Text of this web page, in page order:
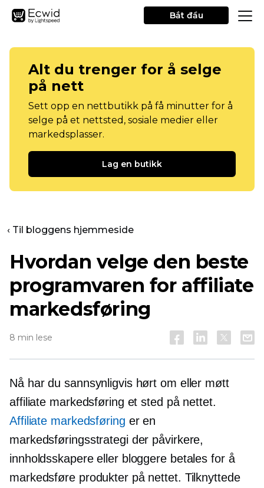
Bắt đầu
Alt du trenger for å selge
på nett
Sett opp en nettbutikk på få minutter for å
selge på et nettsted, sosiale medier eller
markedsplasser.
Lag en butikk
‹ Til bloggens hjemmeside
Hvordan velge den beste
programvaren for affiliate
markedsføring
8 min lese
Nå har du sannsynligvis hørt om eller møtt
affiliate markedsføring et sted på nettet.
Affiliate markedsføring er en
markedsføringsstrategi der påvirkere,
innholdsskapere eller bloggere betales for å
markedsføre produkter på nettet. Tilknyttede